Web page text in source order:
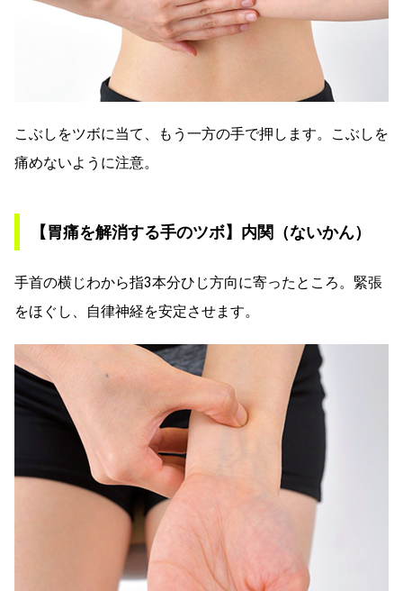
こぶしをツボに当て、もう一方の手で押します。こぶしを
痛めないように注意。
【胃痛を解消する手のツボ】内関（ないかん）
手首の横じわから指3本分ひじ方向に寄ったところ。緊張
をほぐし、自律神経を安定させます。